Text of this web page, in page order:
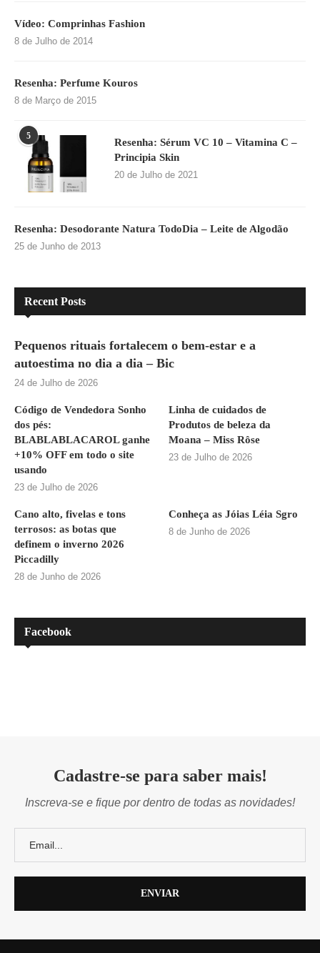
Vídeo: Comprinhas Fashion
8 de Julho de 2014
Resenha: Perfume Kouros
8 de Março de 2015
5
Resenha: Sérum VC 10 – Vitamina C –
Principia Skin
20 de Julho de 2021
Resenha: Desodorante Natura TodoDia – Leite de Algodão
25 de Junho de 2013
Recent Posts
Pequenos rituais fortalecem o bem-estar e a
autoestima no dia a dia – Bic
24 de Julho de 2026
Código de Vendedora Sonho
dos pés:
BLABLABLACAROL ganhe
+10% OFF em todo o site
usando
23 de Julho de 2026
Linha de cuidados de
Produtos de beleza da
Moana – Miss Rôse
23 de Julho de 2026
Cano alto, fivelas e tons
terrosos: as botas que
definem o inverno 2026
Piccadilly
28 de Junho de 2026
Conheça as Jóias Léia Sgro
8 de Junho de 2026
Facebook
Cadastre-se para saber mais!
Inscreva-se e fique por dentro de todas as novidades!